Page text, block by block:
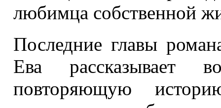
любимца собственной
Последние главы
Ева рассказывает
повторяющую